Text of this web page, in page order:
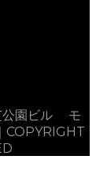
公園ビル モ
COPYRIGHT